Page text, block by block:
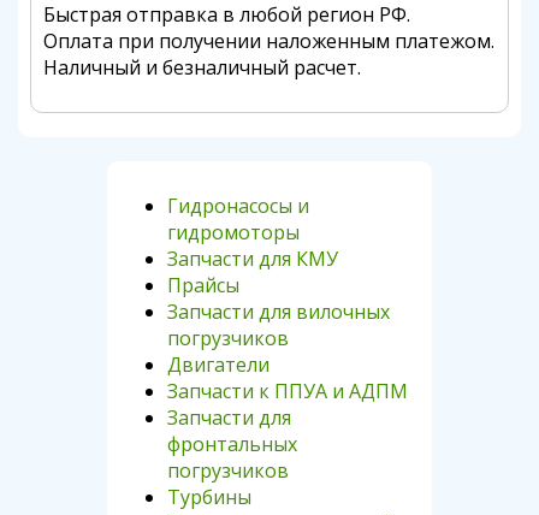
Быстрая отправка в любой регион РФ.
Оплата при получении наложенным платежом.
Наличный и безналичный расчет.
Гидронасосы и
гидромоторы
Запчасти для КМУ
Прайсы
Запчасти для вилочных
погрузчиков
Двигатели
Запчасти к ППУА и АДПМ
Запчасти для
фронтальных
погрузчиков
Турбины